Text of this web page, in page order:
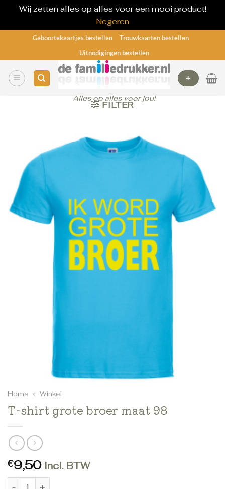
Wij zetten alles op alles voor een mooi product!
Negeren
inhoud
Geboortekaartjes bestellen
Trouwkaarten bestellen
Uitnodigingen bestellen
Alles op alles voor jou!
+
FILTER
Home » Winkel
T-shirt grote broer maat 98
€9,50 Incl. BTW
T-shirt grote broer maat 98 aantal